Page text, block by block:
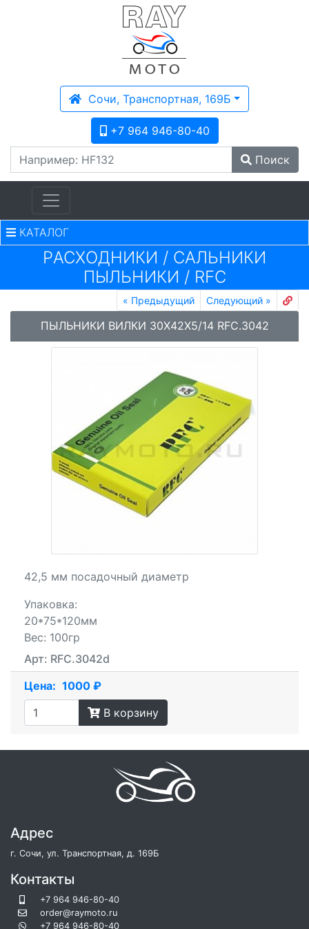
Сочи, Транспортная, 169Б
+7 964 946-80-40
Поиск
КАТАЛОГ
PАСХОДНИКИ / САЛЬНИКИ
ПЫЛЬНИКИ / RFC
« Предыдущий Следующий »
ПЫЛЬНИКИ ВИЛКИ 30X42X5/14 RFC.3042
42,5 мм посадочный диаметр
Упаковка:
20*75*120мм
Вес: 100гр
Арт: RFC.3042d
Цена: 1000 ₽
В корзину
Адрес
г. Сочи, ул. Транспортная, д. 169Б
Контакты
+7 964 946-80-40
order@raymoto.ru
+7 964 946-80-40